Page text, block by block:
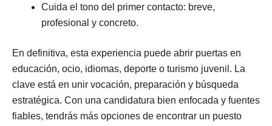
Cuida el tono del primer contacto: breve,
profesional y concreto.
En definitiva, esta experiencia puede abrir puertas en
educación, ocio, idiomas, deporte o turismo juvenil. La
clave está en unir vocación, preparación y búsqueda
estratégica. Con una candidatura bien enfocada y fuentes
fiables, tendrás más opciones de encontrar un puesto